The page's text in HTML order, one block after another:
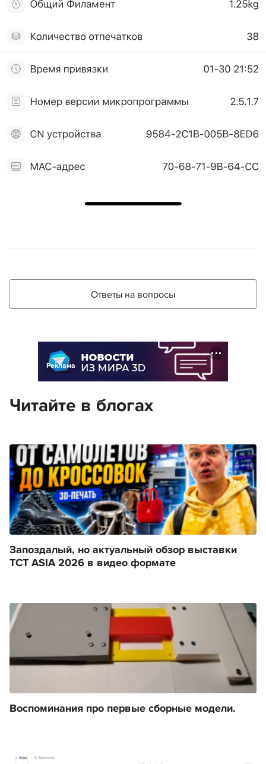
Ответы на вопросы
Реклама
Читайте в блогах
Запоздалый, но актуальный обзор выставки
TCT ASIA 2026 в видео формате
Воспоминания про первые сборные модели.